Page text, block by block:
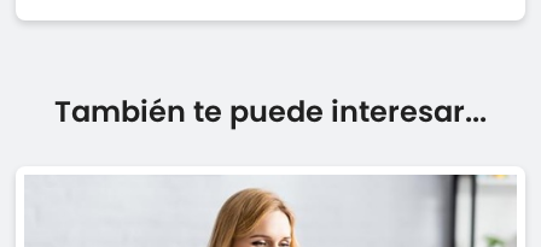
También te puede interesar...